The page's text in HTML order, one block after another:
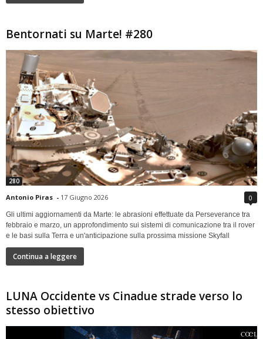
Bentornati su Marte! #280
280
Antonio Piras - 17 Giugno 2026 0
Gli ultimi aggiornamenti da Marte: le abrasioni effettuate da Perseverance tra
febbraio e marzo, un approfondimento sui sistemi di comunicazione tra il rover
e le basi sulla Terra e un'anticipazione sulla prossima missione Skyfall
Continua a leggere
LUNA Occidente vs Cinadue strade verso lo
stesso obiettivo